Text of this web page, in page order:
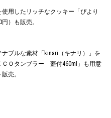
用したリッチなクッキー「ぴより
）も販売。
ブルな素材「kinari（キナリ）」を
ＣＯタンブラー 蓋付460ml」も用意
売。